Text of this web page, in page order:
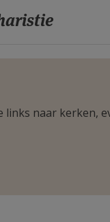
links naar kerken,